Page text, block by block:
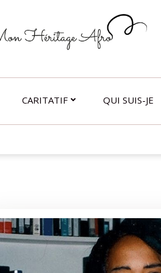
CARITATIF QUI SUIS-JE